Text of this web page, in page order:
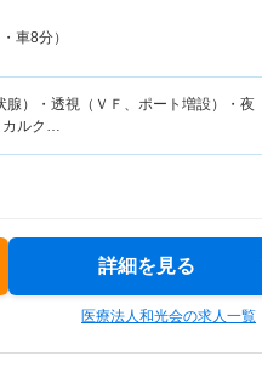
車8分）
）・透視（ＶＦ、ポート増設）・夜
カルク…
詳細を見る
医療法人和光会の求人一覧